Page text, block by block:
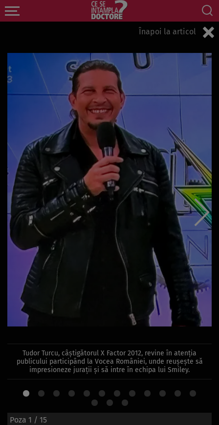
Înapoi la articol
Tudor Turcu, câștigătorul X Factor 2012, revine în atenția
publicului participând la Vocea României, unde reușește să
impresioneze jurații și să intre în echipa lui Smiley.
Poza 1 / 15